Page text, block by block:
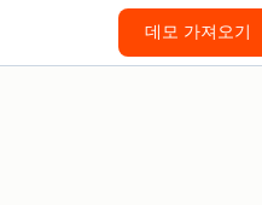
데모 가져오기